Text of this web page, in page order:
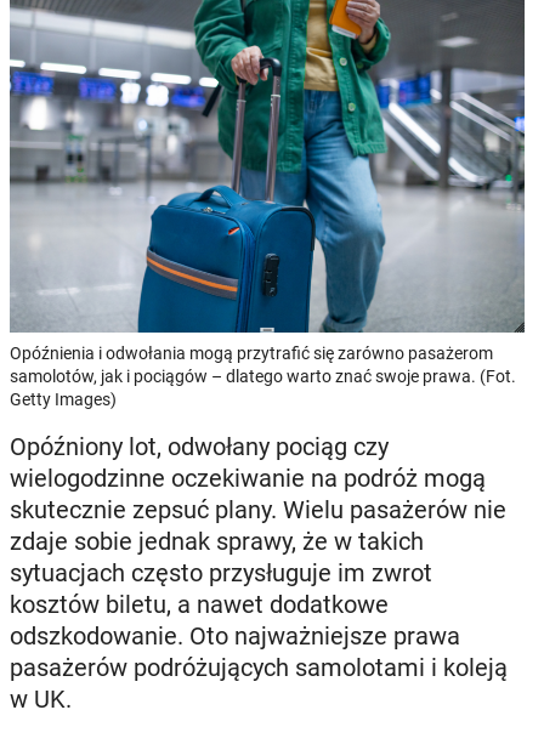
Opóźnienia i odwołania mogą przytrafić się zarówno pasażerom
samolotów, jak i pociągów – dlatego warto znać swoje prawa. (Fot.
Getty Images)
Opóźniony lot, odwołany pociąg czy
wielogodzinne oczekiwanie na podróż mogą
skutecznie zepsuć plany. Wielu pasażerów nie
zdaje sobie jednak sprawy, że w takich
sytuacjach często przysługuje im zwrot
kosztów biletu, a nawet dodatkowe
odszkodowanie. Oto najważniejsze prawa
pasażerów podróżujących samolotami i koleją
w UK.